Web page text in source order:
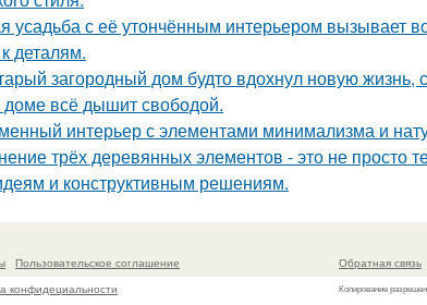
усадьба с её утончённым интерьером вызывает
деталям.
загородный дом будто вдохнул новую жизнь,
доме всё дышит свободой.
интерьер с элементами минимализма и
трёх деревянных элементов - это не просто
и конструктивным решениям.
Пользовательское соглашение
конфидециальности
Обратная связь
Копирование